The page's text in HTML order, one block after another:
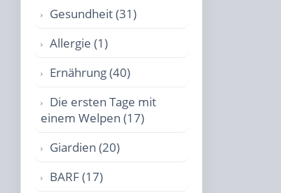
Gesundheit (31)
Allergie (1)
Ernährung (40)
Die ersten Tage mit
einem Welpen (17)
Giardien (20)
BARF (17)